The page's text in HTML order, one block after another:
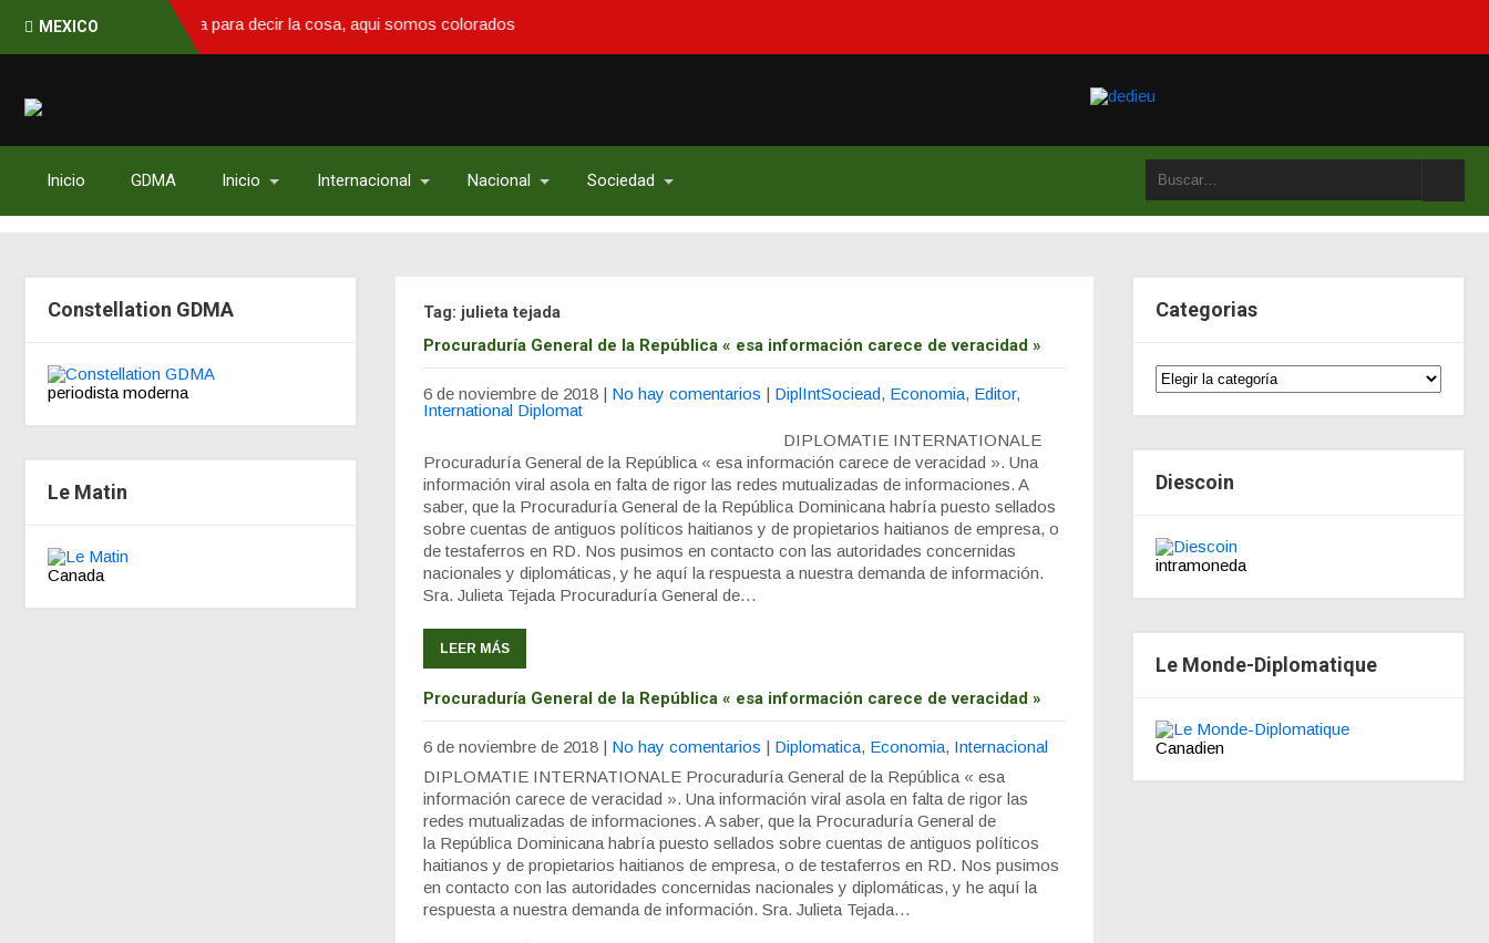
MEXICOotra manera para decir la cosa, aqui somos colorados
Inicio GDMA Inicio Internacional Nacional Sociedad
Constellation GDMA
periodista moderna
Le Matin
Canada
Tag: julieta tejada
Procuraduría General de la República « esa información carece de veracidad »
6 de noviembre de 2018 | No hay comentarios | DiplIntSociead, Economia, Editor,
International Diplomat
DIPLOMATIE INTERNATIONALE
Procuraduría General de la República « esa información carece de veracidad ». Una
información viral asola en falta de rigor las redes mutualizadas de informaciones. A
saber, que la Procuraduría General de la República Dominicana habría puesto sellados
sobre cuentas de antiguos políticos haitianos y de propietarios haitianos de empresa, o
de testaferros en RD. Nos pusimos en contacto con las autoridades concernidas
nacionales y diplomáticas, y he aquí la respuesta a nuestra demanda de información.
Sra. Julieta Tejada Procuraduría General de…
LEER MÁS
Procuraduría General de la República « esa información carece de veracidad »
6 de noviembre de 2018 | No hay comentarios | Diplomatica, Economia, Internacional
DIPLOMATIE INTERNATIONALE Procuraduría General de la República « esa
información carece de veracidad ». Una información viral asola en falta de rigor las
redes mutualizadas de informaciones. A saber, que la Procuraduría General de
la República Dominicana habría puesto sellados sobre cuentas de antiguos políticos
haitianos y de propietarios haitianos de empresa, o de testaferros en RD. Nos pusimos
en contacto con las autoridades concernidas nacionales y diplomáticas, y he aquí la
respuesta a nuestra demanda de información. Sra. Julieta Tejada…
Categorias
Diescoin
intramoneda
Le Monde-Diplomatique
Canadien